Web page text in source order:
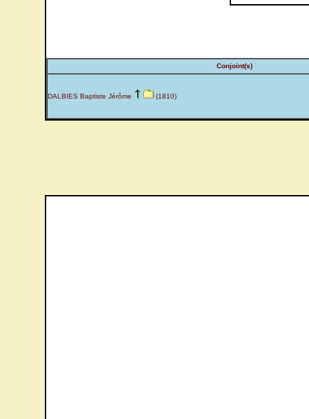
Conjoint(s)
DALBIES Baptiste Jérôme (1810)